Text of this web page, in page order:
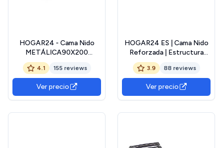
HOGAR24 - Cama Nido
METÁLICA90X200
Reforzada 6 Patas
4.1 155 reviews
Ver precio
HOGAR24 ES | Cama Nido
Reforzada | Estructura
Metálica | 4 Patas | Medida:
105 x 190 cm
3.9 88 reviews
Ver precio